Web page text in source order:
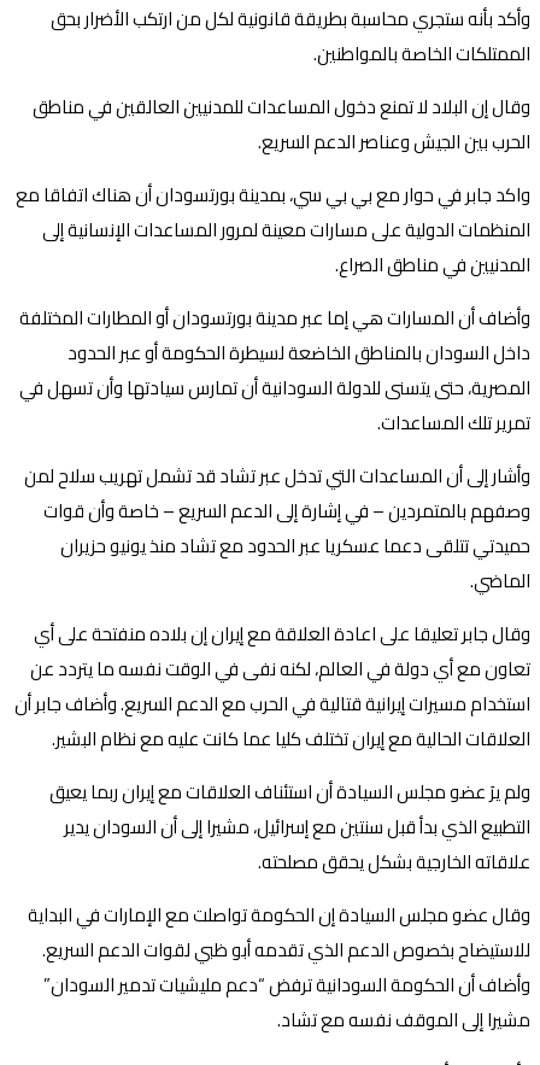
وأكد بأنه ستجري محاسبة بطريقة قانونية لكل من ارتكب الأضرار بحق
الممتلكات الخاصة بالمواطنين.
وقال إن البلاد لا تمنع دخول المساعدات للمدنيين العالقين في مناطق
الحرب بين الجيش وعناصر الدعم السريع.
واكد جابر في حوار مع بي بي سي، بمدينة بورتسودان أن هناك اتفاقا مع
المنظمات الدولية على مسارات معينة لمرور المساعدات الإنسانية إلى
المدنيين في مناطق الصراع.
وأضاف أن المسارات هي إما عبر مدينة بورتسودان أو المطارات المختلفة
داخل السودان بالمناطق الخاضعة لسيطرة الحكومة أو عبر الحدود
المصرية، حتى يتسنى للدولة السودانية أن تمارس سيادتها وأن تسهل في
تمرير تلك المساعدات.
وأشار إلى أن المساعدات التي تدخل عبر تشاد قد تشمل تهريب سلاح لمن
وصفهم بالمتمردين – في إشارة إلى الدعم السريع – خاصة وأن قوات
حميدتي تتلقى دعما عسكريا عبر الحدود مع تشاد منذ يونيو حزيران
الماضي.
وقال جابر تعليقا على اعادة العلاقة مع إيران إن بلاده منفتحة على أي
تعاون مع أي دولة في العالم، لكنه نفى في الوقت نفسه ما يتردد عن
استخدام مسيرات إيرانية قتالية في الحرب مع الدعم السريع. وأضاف جابر أن
العلاقات الحالية مع إيران تختلف كليا عما كانت عليه مع نظام البشير.
ولم يرَ عضو مجلس السيادة أن استئناف العلاقات مع إيران ربما يعيق
التطبيع الذي بدأ قبل سنتين مع إسرائيل، مشيرا إلى أن السودان يدير
علاقاته الخارجية بشكل يحقق مصلحته.
وقال عضو مجلس السيادة إن الحكومة تواصلت مع الإمارات في البداية
للاستيضاح بخصوص الدعم الذي تقدمه أبو ظبي لقوات الدعم السريع.
وأضاف أن الحكومة السودانية ترفض “دعم مليشيات تدمير السودان”
مشيرا إلى الموقف نفسه مع تشاد.